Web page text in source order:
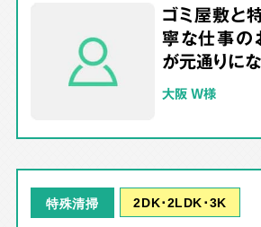
ゴミ屋敷と
寧な仕事の
が元通りにな
大阪 W様
特殊清掃 2DK･2LDK･3K